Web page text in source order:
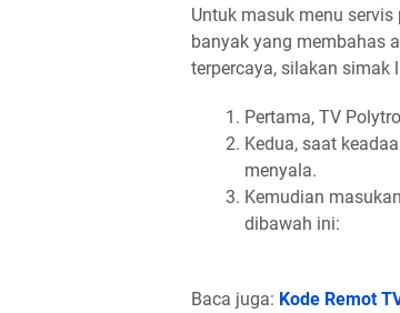
Untuk masuk menu
banyak yang membahas
terpercaya, silakan simak
Pertama, TV
Kedua, saat
menyala.
Kemudian
dibawah ini:
Baca juga: Kode Remot